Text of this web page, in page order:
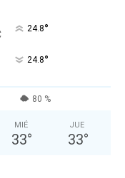
24.8°
24.8°
80 %
MIÉ
33°
JUE
33°